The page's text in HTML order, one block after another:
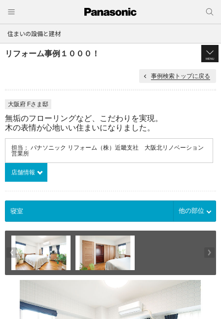
住まいの設備と建材
リフォーム事例１０００！
MENU
事例検索トップに戻る
大阪府 Fさま邸
無垢のフローリングなど、こだわりを実現。
木の表情が心地いい住まいになりました。
担当： パナソニック リフォーム（株）近畿支社 大阪北リノベーション
営業所
店舗情報
他の部位